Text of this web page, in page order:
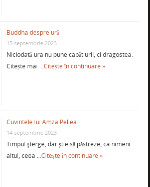
Buddha despre ură
15 septembrie 2023
Niciodată ura nu pune capăt urii, ci dragostea.
Citește mai …Citește în continuare »
Cuvintele lui Amza Pellea
14 septembrie 2023
Timpul şterge, dar ştie să păstreze, ca nimeni
altul, ceea …Citește în continuare »